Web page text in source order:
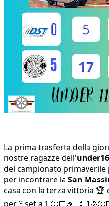
La prima trasferta della
nostre ragazze dell'under16
del campionato primaverile
per incontrare la San
casa con la terza vittoria 🏆
per 3 set a 1